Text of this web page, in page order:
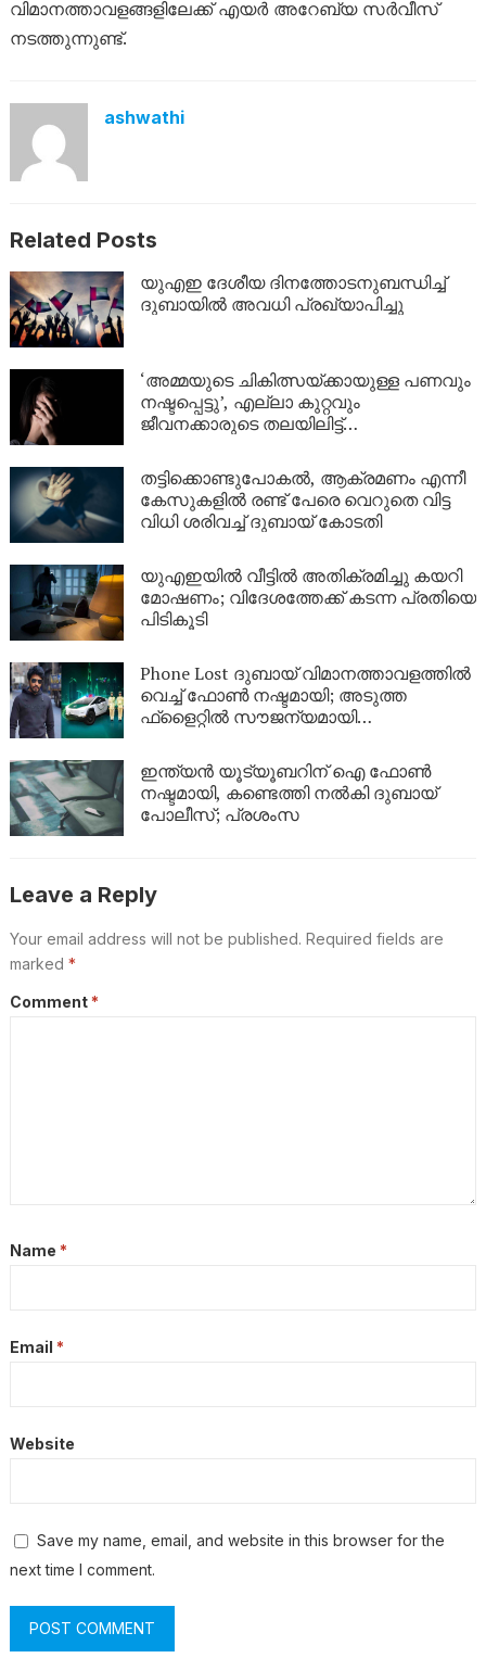
വിമാനത്താവളങ്ങളിലേക്ക് എയര്‍ അറേബ്യ സര്‍വീസ്
നടത്തുന്നുണ്ട്.
ashwathi
Related Posts
യുഎഇ ദേശീയ ദിനത്തോടനുബന്ധിച്ച്
ദുബായിൽ അവധി പ്രഖ്യാപിച്ചു
‘അമ്മയുടെ ചികിത്സയ്ക്കായുള്ള പണവും
നഷ്ടപ്പെട്ടു’, എല്ലാ കുറ്റവും
ജീവനക്കാരുടെ തലയിലിട്ട്
ഇരകളായി നിരവധി മലയാളികള്‍
തട്ടിക്കൊണ്ടുപോകൽ, ആക്രമണം എന്നീ
കേസുകളിൽ രണ്ട് പേരെ വെറുതെ വിട്ട
വിധി ശരിവച്ച് ദുബായ് കോടതി
യുഎഇയില്‍ വീട്ടില്‍ അതിക്രമിച്ചു കയറി
മോഷണം; വിദേശത്തേക്ക് കടന്ന പ്രതിയെ
പിടികൂടി
Phone Lost ദുബായ് വിമാനത്താവളത്തിൽ
വെച്ച് ഫോൺ നഷ്ടമായി; അടുത്ത
ഫ്‌ളൈറ്റിൽ സൗജന്യമായി
പോലീസ്, അനുഭവം വിവരിച്ച് യൂട്യൂബർ
ഇന്ത്യന്‍ യൂട്യൂബറിന് ഐ ഫോണ്‍
നഷ്ടമായി, കണ്ടെത്തി നല്‍കി ദുബായ്
പോലീസ്; പ്രശംസ
Leave a Reply
Your email address will not be published. Required fields are
marked *
Comment *
Name *
Email *
Website
Save my name, email, and website in this browser for the
next time I comment.